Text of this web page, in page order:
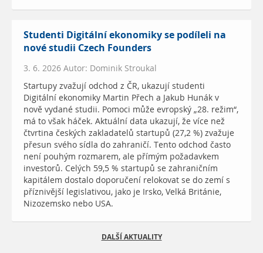
Studenti Digitální ekonomiky se podíleli na
nové studii Czech Founders
3. 6. 2026 Autor: Dominik Stroukal
Startupy zvažují odchod z ČR, ukazují studenti
Digitální ekonomiky Martin Přech a Jakub Hunák v
nově vydané studii. Pomoci může evropský „28. režim“,
má to však háček. Aktuální data ukazují, že více než
čtvrtina českých zakladatelů startupů (27,2 %) zvažuje
přesun svého sídla do zahraničí. Tento odchod často
není pouhým rozmarem, ale přímým požadavkem
investorů. Celých 59,5 % startupů se zahraničním
kapitálem dostalo doporučení relokovat se do zemí s
příznivější legislativou, jako je Irsko, Velká Británie,
Nizozemsko nebo USA.
DALŠÍ AKTUALITY